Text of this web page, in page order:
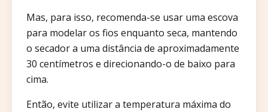
Mas, para isso, recomenda-se usar uma escova
para modelar os fios enquanto seca, mantendo
o secador a uma distância de aproximadamente
30 centímetros e direcionando-o de baixo para
cima.
Então, evite utilizar a temperatura máxima do